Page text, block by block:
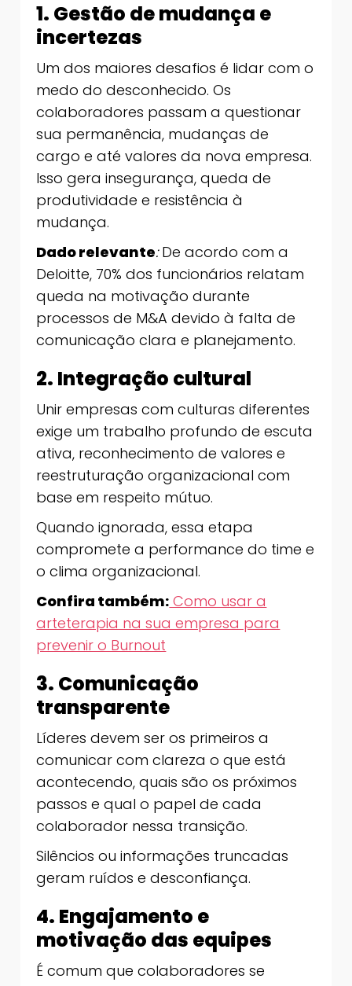
1. Gestão de mudança e
incertezas
Um dos maiores desafios é lidar com o
medo do desconhecido. Os
colaboradores passam a questionar
sua permanência, mudanças de
cargo e até valores da nova empresa.
Isso gera insegurança, queda de
produtividade e resistência à
mudança.
Dado relevante:De acordo com a
Deloitte, 70% dos funcionários relatam
queda na motivação durante
processos de M&A devido à falta de
comunicação clara e planejamento.
2. Integração cultural
Unir empresas com culturas diferentes
exige um trabalho profundo de escuta
ativa, reconhecimento de valores e
reestruturação organizacional com
base em respeito mútuo.
Quando ignorada, essa etapa
compromete a performance do time e
o clima organizacional.
Confira também: Como usar a
arteterapia na sua empresa para
prevenir o Burnout
3. Comunicação
transparente
Líderes devem ser os primeiros a
comunicar com clareza o que está
acontecendo, quais são os próximos
passos e qual o papel de cada
colaborador nessa transição.
Silêncios ou informações truncadas
geram ruídos e desconfiança.
4. Engajamento e
motivação das equipes
É comum que colaboradores se